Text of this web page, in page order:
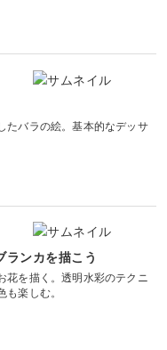
たバラの絵。基本的なデッサ
ンカを描こう
花を描く。透明水彩のテクニ
楽しむ。